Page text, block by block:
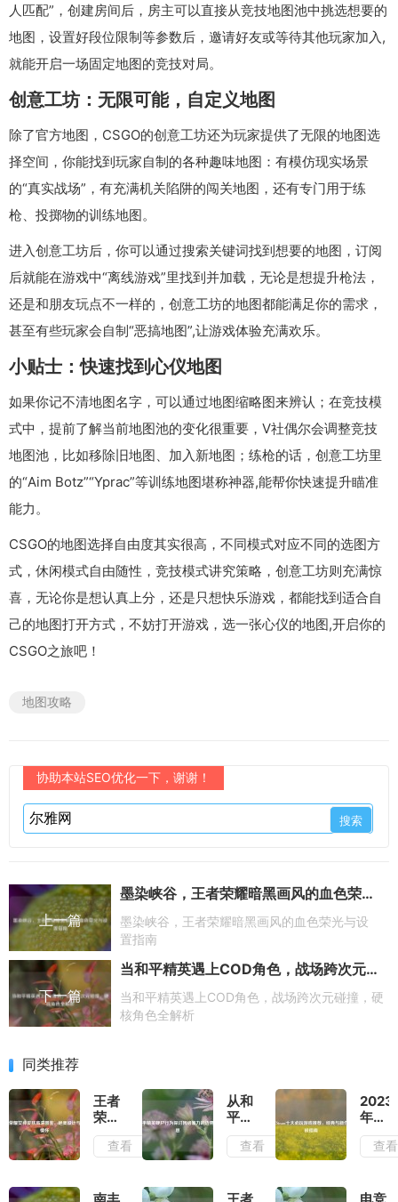
人匹配”，创建房间后，房主可以直接从竞技地图池中挑选想要的
地图，设置好段位限制等参数后，邀请好友或等待其他玩家加入,
就能开启一场固定地图的竞技对局。
创意工坊：无限可能，自定义地图
除了官方地图，CSGO的创意工坊还为玩家提供了无限的地图选
择空间，你能找到玩家自制的各种趣味地图：有模仿现实场景
的“真实战场”，有充满机关陷阱的闯关地图，还有专门用于练
枪、投掷物的训练地图。
进入创意工坊后，你可以通过搜索关键词找到想要的地图，订阅
后就能在游戏中“离线游戏”里找到并加载，无论是想提升枪法，
还是和朋友玩点不一样的，创意工坊的地图都能满足你的需求，
甚至有些玩家会自制“恶搞地图”,让游戏体验充满欢乐。
小贴士：快速找到心仪地图
如果你记不清地图名字，可以通过地图缩略图来辨认；在竞技模
式中，提前了解当前地图池的变化很重要，V社偶尔会调整竞技
地图池，比如移除旧地图、加入新地图；练枪的话，创意工坊里
的“Aim Botz”“Yprac”等训练地图堪称神器,能帮你快速提升瞄准
能力。
CSGO的地图选择自由度其实很高，不同模式对应不同的选图方
式，休闲模式自由随性，竞技模式讲究策略，创意工坊则充满惊
喜，无论你是想认真上分，还是只想快乐游戏，都能找到适合自
己的地图打开方式，不妨打开游戏，选一张心仪的地图,开启你的
CSGO之旅吧！
地图攻略
协助本站SEO优化一下，谢谢！
上一篇
墨染峡谷，王者荣耀暗黑画风的血色荣光与设置指南
墨染峡谷，王者荣耀暗黑画风的血色荣光与设
置指南
下一篇
当和平精英遇上COD角色，战场跨次元碰撞，硬核角色全解析
当和平精英遇上COD角色，战场跨次元碰撞，硬
核角色全解析
同类推荐
王者
荣耀
女神
皮肤
鉴，
查看
从和
平精
英鞭
尸行
络暴
查看
2023
年
十大
推
查看